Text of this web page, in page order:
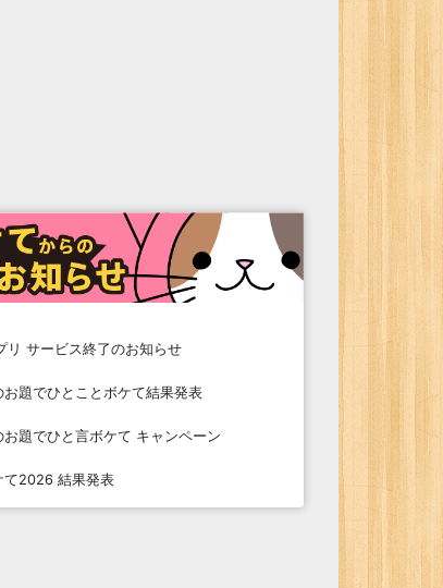
リ サービス終了のお知らせ
お題でひとことボケて結果発表
お題でひと言ボケて キャンペーン
て2026 結果発表